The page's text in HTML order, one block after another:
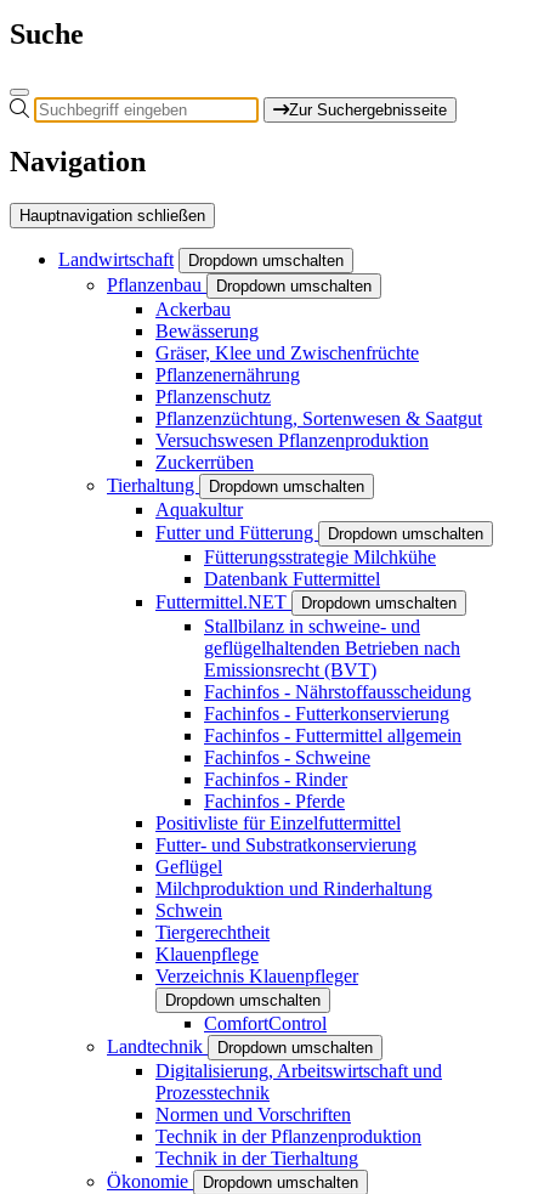
Suche
Zur Suchergebnisseite
Navigation
Hauptnavigation schließen
Landwirtschaft Dropdown umschalten
Pflanzenbau Dropdown umschalten
Ackerbau
Bewässerung
Gräser, Klee und Zwischenfrüchte
Pflanzenernährung
Pflanzenschutz
Pflanzenzüchtung, Sortenwesen & Saatgut
Versuchswesen Pflanzenproduktion
Zuckerrüben
Tierhaltung
Dropdown umschalten
Aquakultur
Futter und Fütterung
Dropdown umschalten
Fütterungsstrategie Milchkühe
Datenbank Futtermittel
Futtermittel.NET
Dropdown umschalten
Stallbilanz in schweine- und
geflügelhaltenden Betrieben nach
Emissionsrecht (BVT)
Fachinfos - Nährstoffausscheidung
Fachinfos - Futterkonservierung
Fachinfos - Futtermittel allgemein
Fachinfos - Schweine
Fachinfos - Rinder
Fachinfos - Pferde
Positivliste für Einzelfuttermittel
Futter- und Substratkonservierung
Geflügel
Milchproduktion und Rinderhaltung
Schwein
Tiergerechtheit
Klauenpflege
Verzeichnis Klauenpfleger
Dropdown umschalten
ComfortControl
Landtechnik
Dropdown umschalten
Digitalisierung, Arbeitswirtschaft und
Prozesstechnik
Normen und Vorschriften
Technik in der Pflanzenproduktion
Technik in der Tierhaltung
Ökonomie
Dropdown umschalten